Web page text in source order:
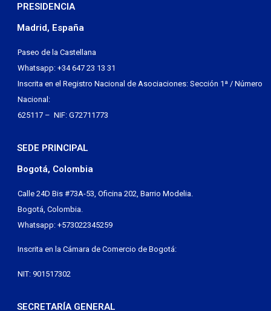
PRESIDENCIA
Madrid, España
Paseo de la Castellana
Whatsapp: +34 647 23 13 31
Inscrita en el Registro Nacional de Asociaciones: Sección 1ª / Número
Nacional:
625117 – NIF: G72711773
SEDE PRINCIPAL
Bogotá, Colombia
Calle 24D Bis #73A-53, Oficina 202, Barrio Modelia.
Bogotá, Colombia.
Whatsapp: +573022345259
Inscrita en la Cámara de Comercio de Bogotá:
NIT: 901517302
SECRETARÍA GENERAL